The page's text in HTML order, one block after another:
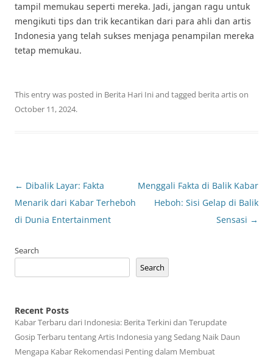
tampil memukau seperti mereka. Jadi, jangan ragu untuk
mengikuti tips dan trik kecantikan dari para ahli dan artis
Indonesia yang telah sukses menjaga penampilan mereka
tetap memukau.
This entry was posted in Berita Hari Iniand tagged berita artison
October 11, 2024.
Post
navigation
← Dibalik Layar: Fakta
Menarik dari Kabar Terheboh
di Dunia Entertainment
Menggali Fakta di Balik Kabar
Heboh: Sisi Gelap di Balik
Sensasi →
Search
Search
Recent Posts
Kabar Terbaru dari Indonesia: Berita Terkini dan Terupdate
Gosip Terbaru tentang Artis Indonesia yang Sedang Naik Daun
Mengapa Kabar Rekomendasi Penting dalam Membuat